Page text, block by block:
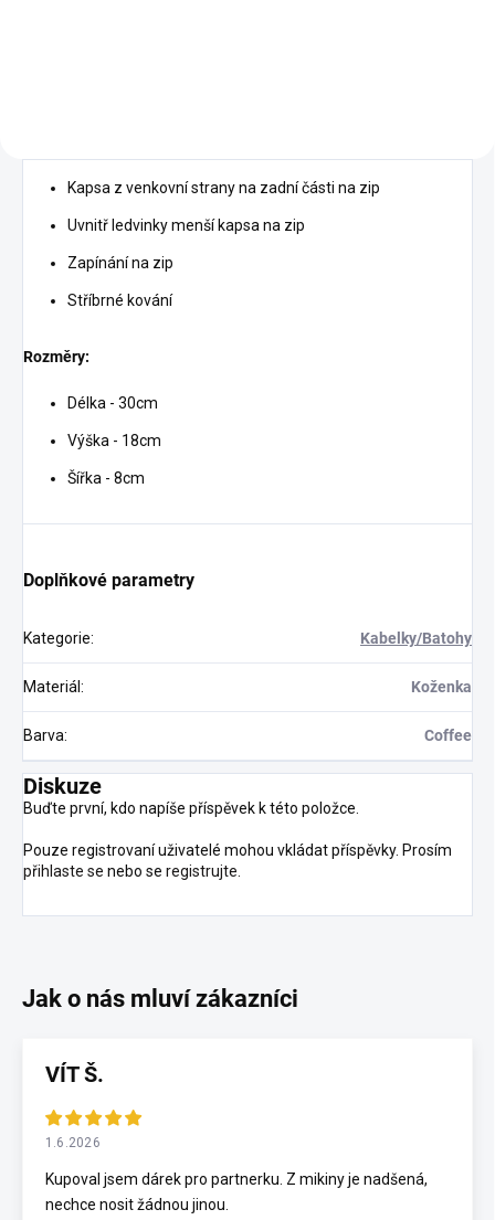
Kapsa z venkovní strany na zadní části na zip
Uvnitř ledvinky menší kapsa na zip
Zapínání na zip
Stříbrné kování
Rozměry:
Délka - 30cm
Výška - 18cm
Šířka - 8cm
Doplňkové parametry
Kategorie: Kabelky/Batohy
Materiál : Koženka
Barva: Coffee
Diskuze
Buďte první, kdo napíše příspěvek k této položce.
Pouze registrovaní uživatelé mohou vkládat příspěvky. Prosím
přihlaste se nebo se registrujte
VÍT Š.
1.6.2026
Kupoval jsem dárek pro partnerku. Z mikiny je nadšená,
nechce nosit žádnou jinou.